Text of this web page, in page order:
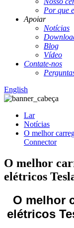
Por que
Apoiar
Notícias
Blog
Vídeo
Contate-nos
English
Lar
Notícias
O melhor
Connector
O melhor
elétricos
O melhor
elétricos